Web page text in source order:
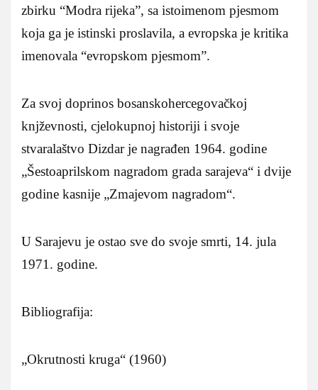
zbirku “Modra rijeka”, sa istoimenom pjesmom
koja ga je istinski proslavila, a evropska je kritika
imenovala “evropskom pjesmom”.
Za svoj doprinos bosanskohercegovačkoj
knjževnosti, cjelokupnoj historiji i svoje
stvaralaštvo Dizdar je nagrađen 1964. godine
„Šestoaprilskom nagradom grada sarajeva“ i dvije
godine kasnije „Zmajevom nagradom“.
U Sarajevu je ostao sve do svoje smrti, 14. jula
1971. godine.
Bibliografija:
„Okrutnosti kruga“ (1960)